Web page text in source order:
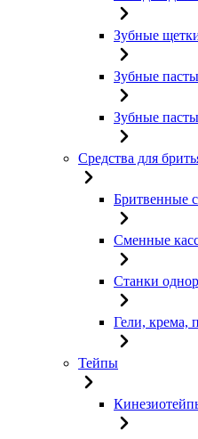
Зубные
Зубные пасты
Зубные
Средства для
Бритвенные
Сменные
Станки
Гели, крема,
Тейпы